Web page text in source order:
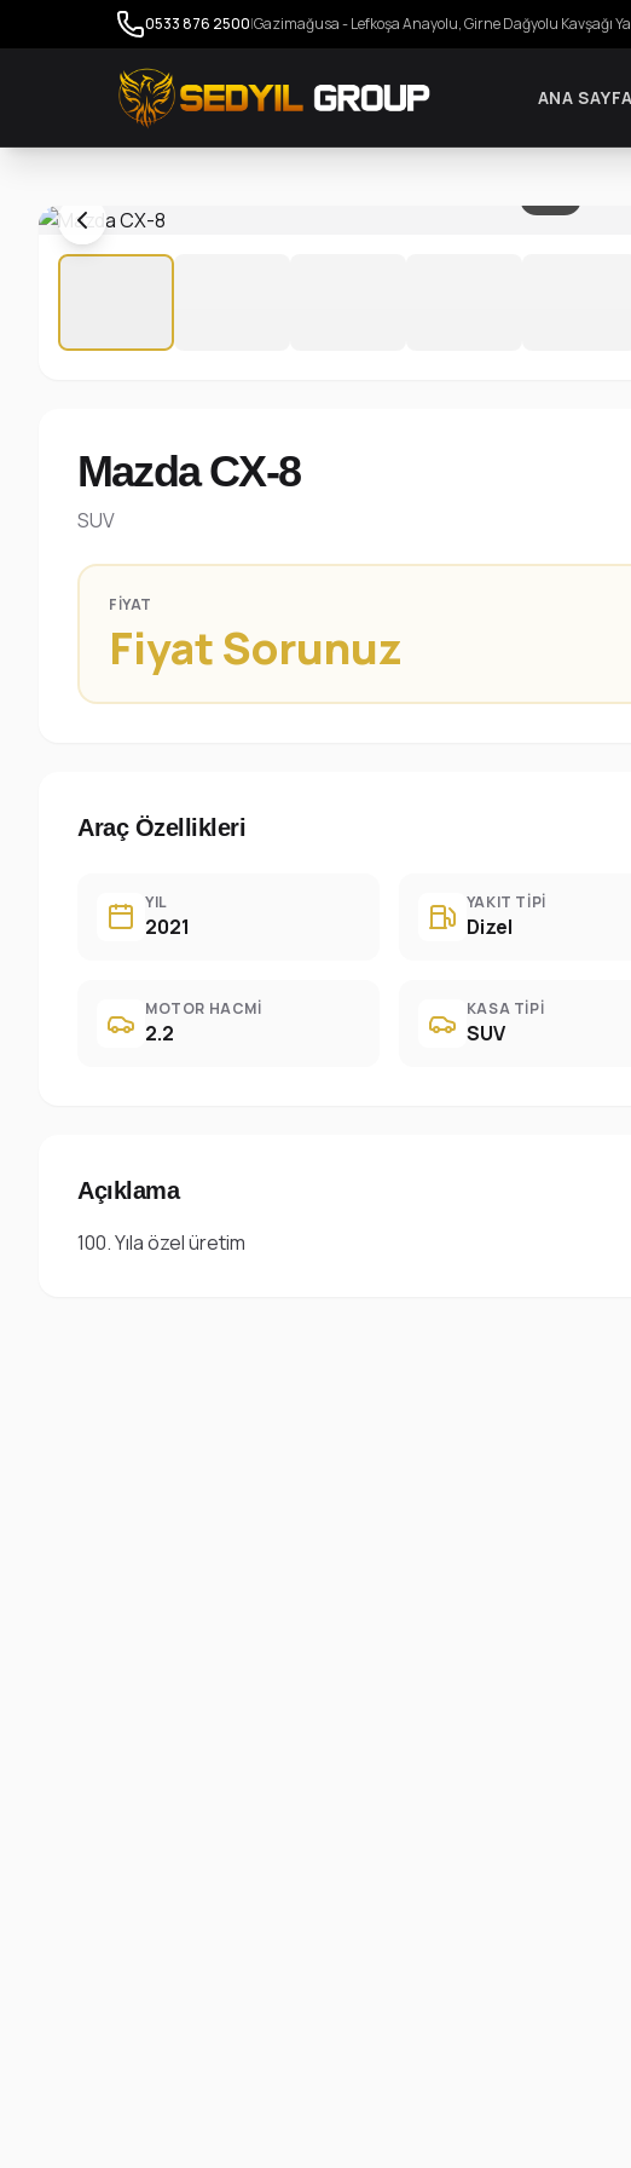
0533 876 2500|Gazimağusa - Lefkoşa Anayolu, Girne Dağyolu Kavşağı
ANA SAYFA
Mazda CX-8
SUV
FIYAT
Fiyat Sorunuz
Araç Özellikleri
YIL
2021
YAKIT TIPI
Dizel
MOTOR HACMI
2.2
KASA TIPI
SUV
Açıklama
100. Yıla özel üretim